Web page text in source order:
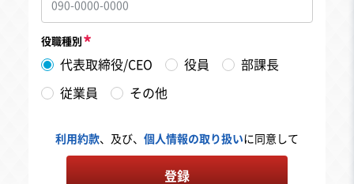
役職種別
代表取締役/CEO 役員 部課長
従業員 その他
利用約款、及び、 個人情報の取り扱いに同意して
登録